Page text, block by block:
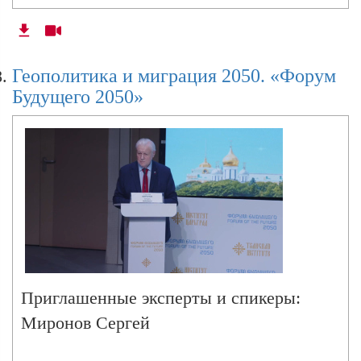
планете.
"И это логично. Любой центр силы
но уважает иные полюса этого мира. В
противном случае может произойти
взаимное уничтожение. А что же
Россия? Имеем ли мы шанс стать одним
из полюсов, игроком мирового концерта
держав? Империя ли мы? Государство-
цивилизация? Конечно, да. Мы занимаем
первое место на Земле по запасам
природного газа, у нас сконцентрировано
30% мирового угля, больше всего лесов и
рек. Мы самая богатая страна в мире.
Геополитика и миграция 2050. «Форум
Будущего 2050»
Приглашенные эксперты и спикеры:
Миронов Сергей